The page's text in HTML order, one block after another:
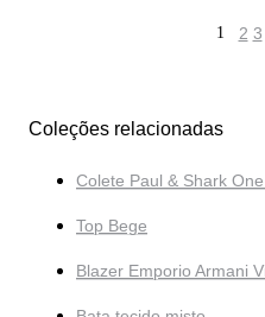
1 2 3
Coleções relacionadas
Colete Paul & Shark
Top Bege
Blazer Emporio Armani